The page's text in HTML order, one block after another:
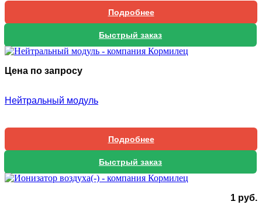
Подробнее
Быстрый заказ
Цена по запросу
Нейтральный модуль
Подробнее
Быстрый заказ
1 руб.